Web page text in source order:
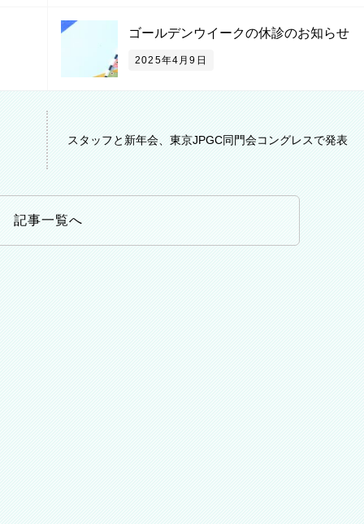
ゴールデンウイークの休診のお知らせ
2025年4月9日
スタッフと新年会、東京JPGC同門会コングレスで発表
記事一覧へ